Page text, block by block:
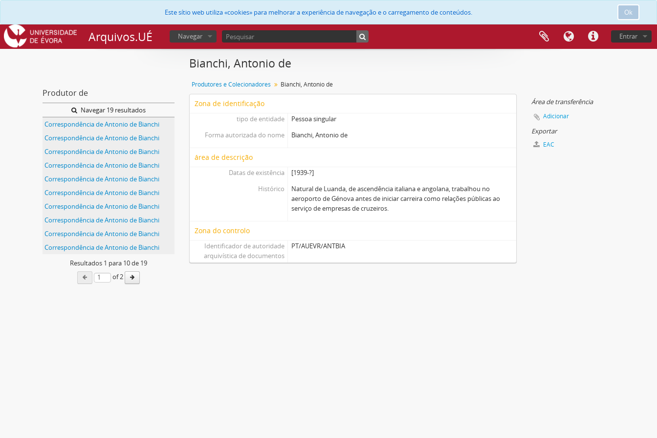
Ok
Este sítio web utiliza «cookies» para melhorar a experiência de navegação e o carregamento de conteúdos.
Arquivos.UÉ Entrar
Navegar
Produtor de
Navegar 19 resultados
Correspondência de Antonio de Bianchi
Correspondência de Antonio de Bianchi
Correspondência de Antonio de Bianchi
Correspondência de Antonio de Bianchi
Correspondência de Antonio de Bianchi
Correspondência de Antonio de Bianchi
Correspondência de Antonio de Bianchi
Correspondência de Antonio de Bianchi
Correspondência de Antonio de Bianchi
Correspondência de Antonio de Bianchi
Resultados 1 para 10de 19
of 2
Bianchi, Antonio de
Produtores e Colecionadores Bianchi, Antonio de
Zona de identificação
tipo de entidade
Pessoa singular
Forma autorizada do nome
Bianchi, Antonio de
área de descrição
Datas de existência
[1939-?]
Histórico
Natural de Luanda, de ascendência italiana e angolana, trabalhou no
aeroporto de Génova antes de iniciar carreira como relações públicas ao
serviço de empresas de cruzeiros.
Zona do controlo
Identificador de autoridade
arquivística de documentos
PT/AUEVR/ANTBIA
Área de transferência
Adicionar
Exportar
EAC